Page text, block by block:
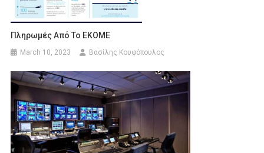
Πληρωμές Από Το ΕΚΟΜΕ
March 10, 2023 Βασίλης Κουφόπουλος